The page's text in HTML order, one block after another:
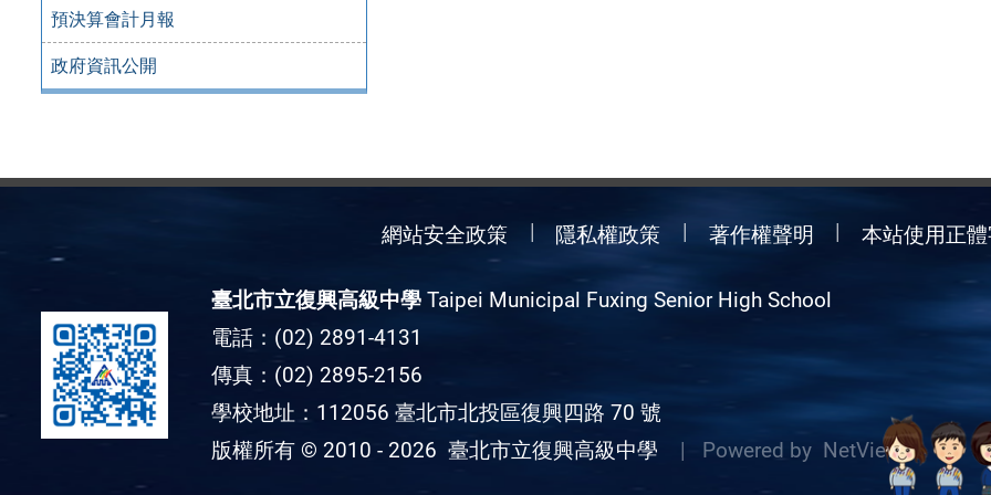
預決算會計月報
政府資訊公開
網站安全政策 隱私權政策 著作權聲明 本站使用正
臺北市立復興高級中學Taipei Municipal Fuxing Senior High School
電話：(02) 2891-4131
傳真：(02) 2895-2156
學校地址：112056 臺北市北投區復興四路 70 號
版權所有 © 2010 - 2026 臺北市立復興高級中學 | Powered by NetView